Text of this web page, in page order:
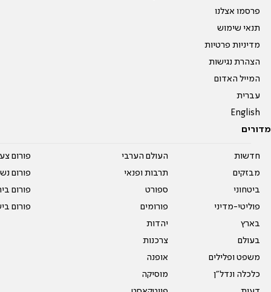
פרסמו אצלנו
תנאי שימוש
מדיניות פרטיות
הצהרת נגישות
המייל האדום
עברית
English
מדורים
חדשות
מבזקים
ביטחוני
פוליטי-מדיני
בארץ
בעולם
משפט ופלילים
כלכלה ונדל"ן
העולם הערבי
תרבות ופנאי
ספורט
פורומים
יהדות
צרכנות
אופנה
מוסיקה
פורום
פורום
פורום
פורום